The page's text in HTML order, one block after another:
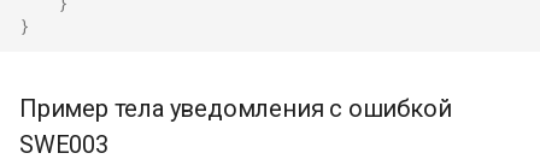
}
Пример тела уведомления с ошибкой
SWE003